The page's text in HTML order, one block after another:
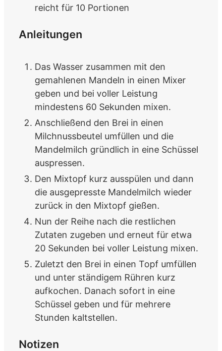
reicht für 10 Portionen
Anleitungen
Das Wasser zusammen mit den
gemahlenen Mandeln in einen Mixer
geben und bei voller Leistung
mindestens 60 Sekunden mixen.
Anschließend den Brei in einen
Milchnussbeutel umfüllen und die
Mandelmilch gründlich in eine Schüssel
auspressen.
Den Mixtopf kurz ausspülen und dann
die ausgepresste Mandelmilch wieder
zurück in den Mixtopf gießen.
Nun der Reihe nach die restlichen
Zutaten zugeben und erneut für etwa
20 Sekunden bei voller Leistung mixen.
Zuletzt den Brei in einen Topf umfüllen
und unter ständigem Rühren kurz
aufkochen. Danach sofort in eine
Schüssel geben und für mehrere
Stunden kaltstellen.
Notizen